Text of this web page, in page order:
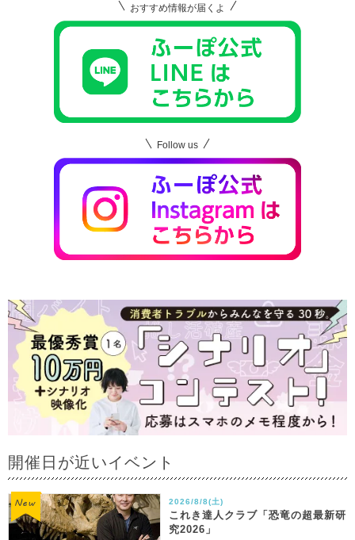
おすすめ情報が届くよ
Follow us
開催日が近いイベント
2026/8/8(土)
これき達人クラブ「恐竜の超最新研
究2026」